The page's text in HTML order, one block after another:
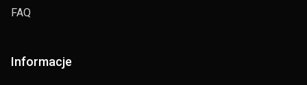
FAQ
Informacje